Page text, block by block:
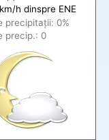
h dinspre ENE
precipitații: 0%
precip.: 0